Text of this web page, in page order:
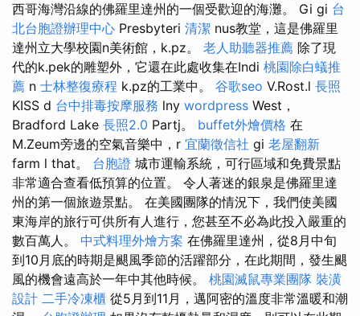
西哥海灣沿線的佛羅里達州的一個受歡迎的海灘。 Gi gi 台
北台胞證辦理中心 Presbyteri 清潔 nus教堂，這是佛羅里
達州立大學校園n美術館，k.pz。 老人助聽器推薦 除了現
代的k.pek的雕塑外，它還在此處收集在Indi 桃園除白蟻推
薦 n 士林整復療程 k.pz的工業中。 谷歌seo V.Rost.l 長照
KISS d 台中排毒按摩服務 lny wordpress West，
Bradford Lake 長照2.0 Partj。 buffet外燴價格 在
M.Zeum旁邊的空氣音樂中，r 宜蘭徵信社 gi 老屋翻新
farm l that。 台胞證 城市運輸系統，可行區域和免費景點
非常適合查看低預算的位置。 令人著迷的銀泉是佛羅里達
州的第一個旅遊景點。 在美國團隊的情況下，我們使美國
東海岸的旅行可供所有人進行，您甚至不必為此投入嚴重的
數百萬人。 中式料理外燴方案 在佛羅里達州，從8月中旬
到10月底的時期是颶風季節的活躍部分，在此期間，發生颶
風的機會遠高於一年中其他時候。 桃園滅鼠專業團隊 裝潢
設計 二手冷凍櫃 從5月到11月，邁阿密的溫度非常溫暖和潮